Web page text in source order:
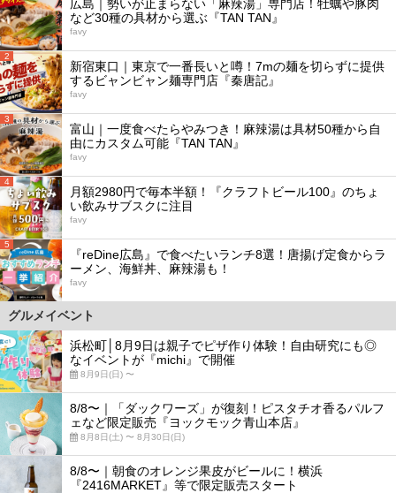
広島｜勢いが止まらない「麻辣湯」専門店！牡蠣や豚肉
など30種の具材から選ぶ『TAN TAN』
favy
2
新宿東口｜東京で一番長いと噂！7mの麺を切らずに提供
するビャンビャン麺専門店『秦唐記』
favy
3
富山｜一度食べたらやみつき！麻辣湯は具材50種から自
由にカスタム可能『TAN TAN』
favy
4
月額2980円で毎本半額！『クラフトビール100』のちょ
い飲みサブスクに注目
favy
5
『reDine広島』で食べたいランチ8選！唐揚げ定食からラ
ーメン、海鮮丼、麻辣湯も！
favy
グルメイベント
浜松町│8月9日は親子でピザ作り体験！自由研究にも◎
なイベントが『michi』で開催
8月9日(日) 〜
8/8〜｜「ダックワーズ」が復刻！ピスタチオ香るパルフ
ェなど限定販売『ヨックモック青山本店』
8月8日(土) 〜 8月30日(日)
8/8〜｜朝食のオレンジ果皮がビールに！横浜
『2416MARKET』等で限定販売スタート